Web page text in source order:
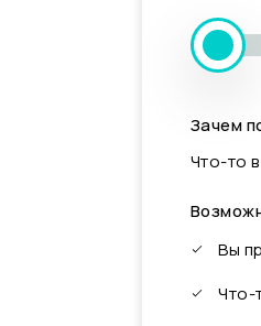
Зачем
Что-то
Вы
Что-